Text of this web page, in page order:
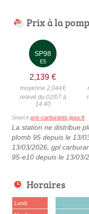
Prix à la
SP98
E5
2,139 €
moyenne 2,044€
relevé du 02/07 à
14:40
Source prix-carburants.gouv.fr
La station ne distribue
plomb 95 depuis le 13/
13/03/2026, gpl
95-e10 depuis le 13/03/
Horaires
Lundi